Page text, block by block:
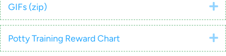
GIFs (zip)
Potty Training Reward Chart